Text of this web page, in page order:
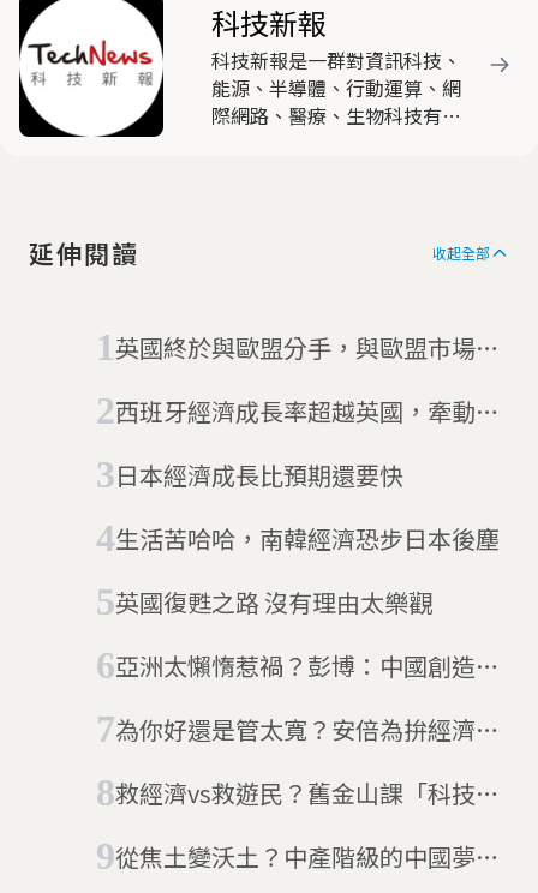
科技新報
科技新報是一群對資訊科技、
能源、半導體、行動運算、網
際網路、醫療、生物科技有高
延伸閱讀 收起全部
英國終於與歐盟分手，與歐盟市場協
西班牙經濟成長率超越英國，牽動政
日本經濟成長比預期還要快
生活苦哈哈，南韓經濟恐步日本後塵
​英國復甦之路 沒有理由太樂觀
亞洲太懶惰惹禍？彭博：中國創造新
為你好還是管太寬？安倍為拚經濟再
救經濟vs救遊民？舊金山課「科技
從焦土變沃土？中產階級的中國夢遙